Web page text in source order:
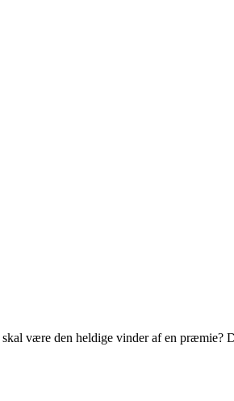
være den heldige vinder af en præmie?